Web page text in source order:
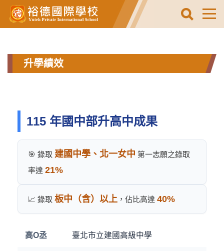
跳
到
主
區
升學績效
115 年國中部升高中成果
🎯 錄取 建國中學、北一女中 第一志願之錄取
率達 21%
📈 錄取 板中（含）以上 ，佔比高達 40%
高O丞 臺北市立建國高級中學